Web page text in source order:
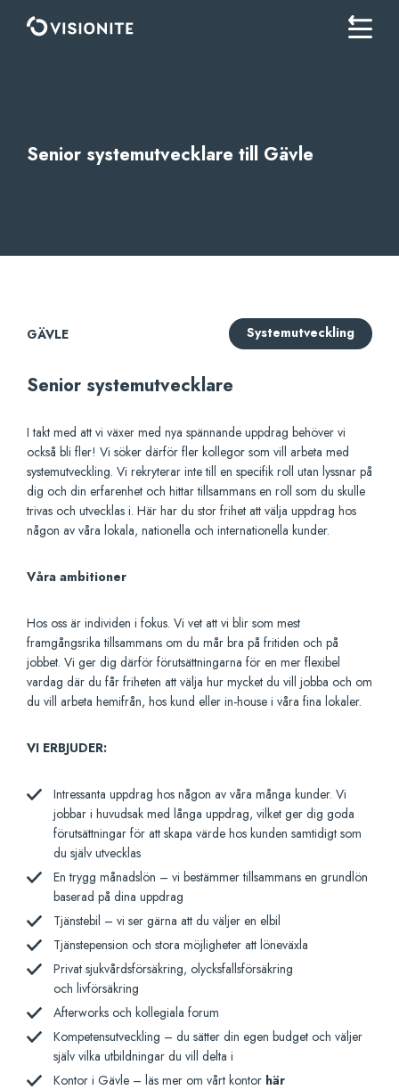
Senior systemutvecklare till Gävle
GÄVLE Systemutveckling
Senior systemutvecklare
I takt med att vi växer med nya spännande uppdrag behöver vi
också bli fler! Vi söker därför fler kollegor som vill arbeta med
systemutveckling. Vi rekryterar inte till en specifik roll utan lyssnar på
dig och din erfarenhet och hittar tillsammans en roll som du skulle
trivas och utvecklas i. Här har du stor frihet att välja uppdrag hos
någon av våra lokala, nationella och internationella kunder.
Våra ambitioner
Hos oss är individen i fokus. Vi vet att vi blir som mest
framgångsrika tillsammans om du mår bra på fritiden och på
jobbet. Vi ger dig därför förutsättningarna för en mer flexibel
vardag där du får friheten att välja hur mycket du vill jobba och om
du vill arbeta hemifrån, hos kund eller in-house i våra fina lokaler.
VI ERBJUDER:
Intressanta uppdrag hos någon av våra många kunder. Vi
jobbar i huvudsak med långa uppdrag, vilket ger dig goda
förutsättningar för att skapa värde hos kunden samtidigt som
du själv utvecklas
En trygg månadslön – vi bestämmer tillsammans en grundlön
baserad på dina uppdrag
Tjänstebil – vi ser gärna att du väljer en elbil
Tjänstepension och stora möjligheter att löneväxla
Privat sjukvårdsförsäkring, olycksfallsförsäkring
och livförsäkring
Afterworks och kollegiala forum
Kompetensutveckling – du sätter din egen budget och väljer
själv vilka utbildningar du vill delta i
Kontor i Gävle – läs mer om vårt kontor här